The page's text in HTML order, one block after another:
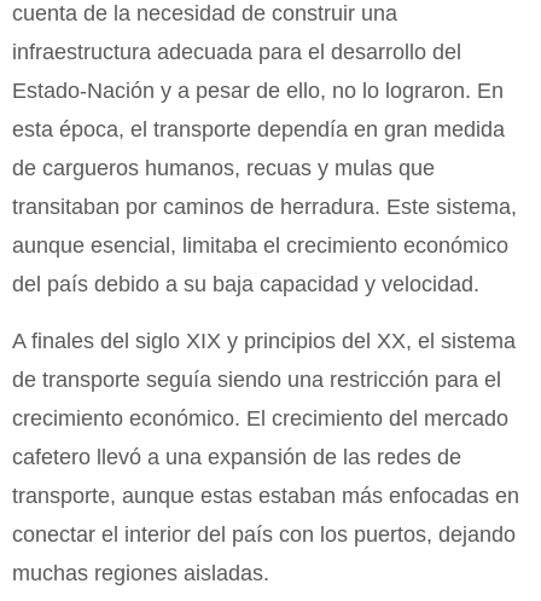
cuenta de la necesidad de construir una
infraestructura adecuada para el desarrollo del
Estado-Nación y a pesar de ello, no lo lograron. En
esta época, el transporte dependía en gran medida
de cargueros humanos, recuas y mulas que
transitaban por caminos de herradura. Este sistema,
aunque esencial, limitaba el crecimiento económico
del país debido a su baja capacidad y velocidad.
A finales del siglo XIX y principios del XX, el sistema
de transporte seguía siendo una restricción para el
crecimiento económico. El crecimiento del mercado
cafetero llevó a una expansión de las redes de
transporte, aunque estas estaban más enfocadas en
conectar el interior del país con los puertos, dejando
muchas regiones aisladas.